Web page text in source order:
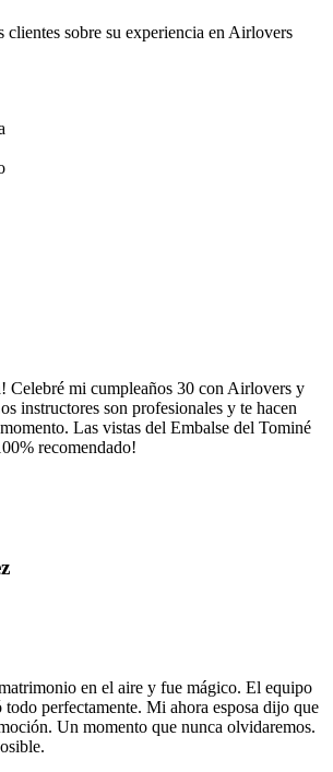
clientes sobre su experiencia en Airlovers
Celebré mi cumpleaños 30 con Airlovers y
instructores son profesionales y te hacen
Las vistas del Embalse del Tominé
recomendado!
en el aire y fue mágico. El equipo
perfectamente. Mi ahora esposa dijo que
Un momento que nunca olvidaremos.